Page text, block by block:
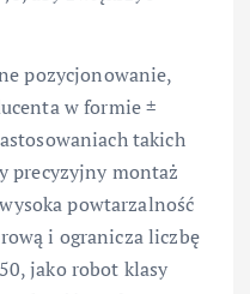
pozycjonowanie,
w formie ±
takich
precyzyjny montaż
powtarzalność
i ogranicza liczbę
jako robot klasy